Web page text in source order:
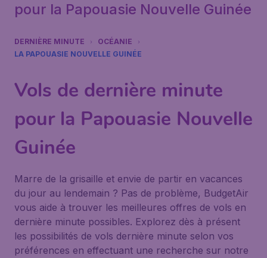
pour la Papouasie Nouvelle Guinée
DERNIÈRE MINUTE
OCÉANIE
LA PAPOUASIE NOUVELLE GUINÉE
Vols de dernière minute
pour la Papouasie Nouvelle
Guinée
Marre de la grisaille et envie de partir en vacances
du jour au lendemain ? Pas de problème, BudgetAir
vous aide à trouver les meilleures offres de vols en
dernière minute possibles. Explorez dès à présent
les possibilités de vols dernière minute selon vos
préférences en effectuant une recherche sur notre